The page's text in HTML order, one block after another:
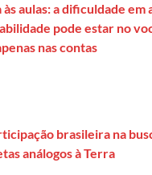
às aulas: a dificuldade em
pode estar no
nas contas
brasileira na
análogos à Terra